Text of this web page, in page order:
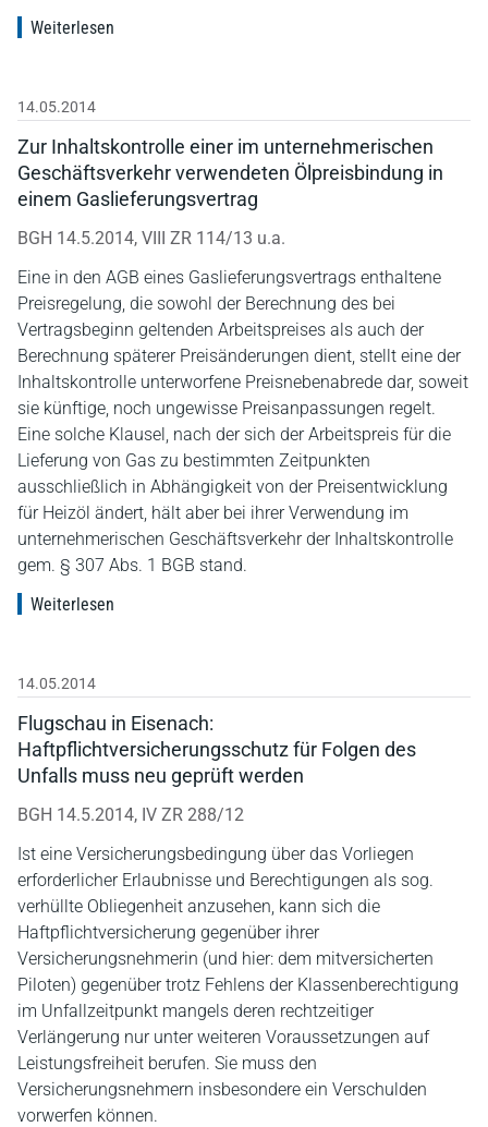
Weiterlesen
14.05.2014
Zur Inhaltskontrolle einer im unternehmerischen
Geschäftsverkehr verwendeten Ölpreisbindung in
einem Gaslieferungsvertrag
BGH 14.5.2014, VIII ZR 114/13 u.a.
Eine in den AGB eines Gaslieferungsvertrags enthaltene
Preisregelung, die sowohl der Berechnung des bei
Vertragsbeginn geltenden Arbeitspreises als auch der
Berechnung späterer Preisänderungen dient, stellt eine der
Inhaltskontrolle unterworfene Preisnebenabrede dar, soweit
sie künftige, noch ungewisse Preisanpassungen regelt.
Eine solche Klausel, nach der sich der Arbeitspreis für die
Lieferung von Gas zu bestimmten Zeitpunkten
ausschließlich in Abhängigkeit von der Preisentwicklung
für Heizöl ändert, hält aber bei ihrer Verwendung im
unternehmerischen Geschäftsverkehr der Inhaltskontrolle
gem. § 307 Abs. 1 BGB stand.
Weiterlesen
14.05.2014
Flugschau in Eisenach:
Haftpflichtversicherungsschutz für Folgen des
Unfalls muss neu geprüft werden
BGH 14.5.2014, IV ZR 288/12
Ist eine Versicherungsbedingung über das Vorliegen
erforderlicher Erlaubnisse und Berechtigungen als sog.
verhüllte Obliegenheit anzusehen, kann sich die
Haftpflichtversicherung gegenüber ihrer
Versicherungsnehmerin (und hier: dem mitversicherten
Piloten) gegenüber trotz Fehlens der Klassenberechtigung
im Unfallzeitpunkt mangels deren rechtzeitiger
Verlängerung nur unter weiteren Voraussetzungen auf
Leistungsfreiheit berufen. Sie muss den
Versicherungsnehmern insbesondere ein Verschulden
vorwerfen können.